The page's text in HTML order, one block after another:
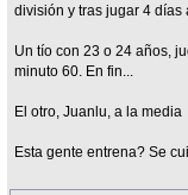
división y tras jugar 4 días
Un tío con 23 o 24 años,
minuto 60. En fin...
El otro, Juanlu, a la
Esta gente entrena? Se